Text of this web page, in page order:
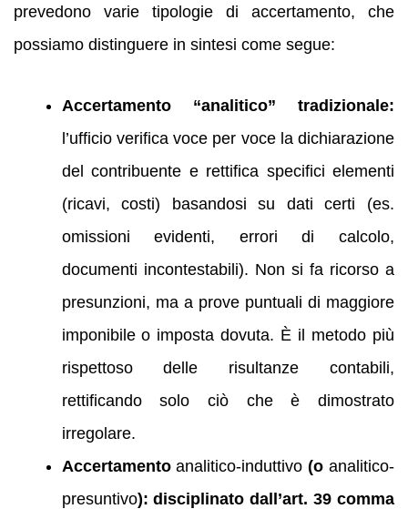
prevedono varie tipologie di accertamento, che
possiamo distinguere in sintesi come segue:
Accertamento “analitico” tradizionale:
l’ufficio verifica voce per voce la dichiarazione
del contribuente e rettifica specifici elementi
(ricavi, costi) basandosi su dati certi (es.
omissioni evidenti, errori di calcolo,
documenti incontestabili). Non si fa ricorso a
presunzioni, ma a prove puntuali di maggiore
imponibile o imposta dovuta. È il metodo più
rispettoso delle risultanze contabili,
rettificando solo ciò che è dimostrato
irregolare.
Accertamentoanalitico-induttivo(o analitico-
presuntivo): disciplinato dall’art. 39 comma